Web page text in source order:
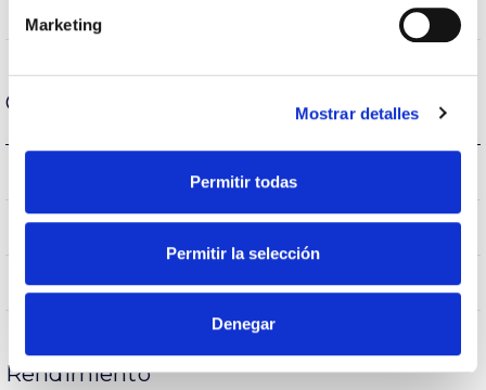
Marketing
Mostrar detalles
Permitir todas
Permitir la selección
Denegar
Flujo Hemisférico Superior 8,5%
Carcasa y Acabado
IK Protección contra impactos
Color cuerpo 9007
Cuerpo AL iap
Rendimiento